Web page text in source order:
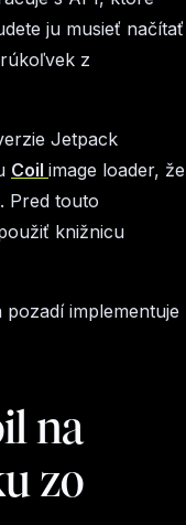
ju musieť načítať
z
Jetpack
Coil image loader, že
Pred touto
knižnicu
implementuje
na
zo